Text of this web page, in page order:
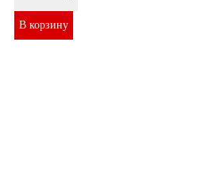
В корзину